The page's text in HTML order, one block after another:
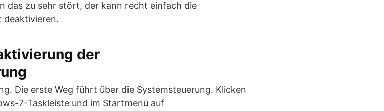
das zu sehr stört, der kann recht einfach die
deaktivieren.
der
Die erste Weg führt über die Systemsteuerung. Klicken
7-Taskleiste und im Startmenü auf